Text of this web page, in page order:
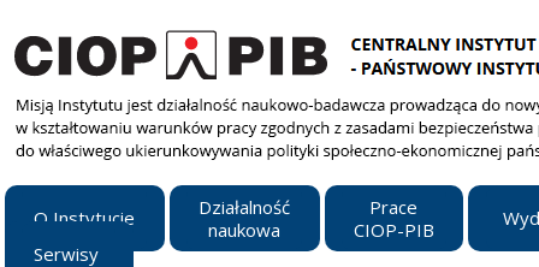
O Instytucie
Działalność
naukowa
Prace
CIOP-PIB
Serwisy